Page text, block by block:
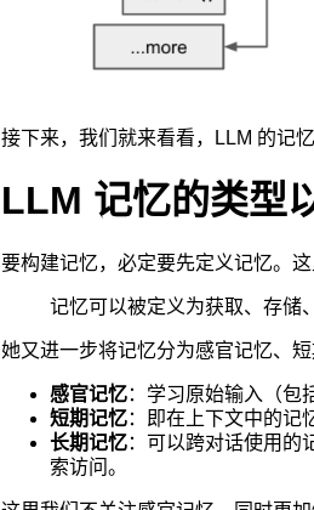
接下来，我们就来看看，LLM 的记
LLM 记忆的类型
要构建记忆，必定要先定义记忆。
记忆可以被定义为获取、存储
她又进一步将记忆分为感官记忆、短
感官记忆：学习原始输入（包
短期记忆：即在上下文中的记
长期记忆：可以跨对话使用的
索访问。